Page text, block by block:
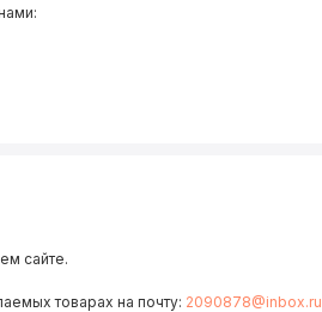
сайте.
товарах на почту: 2090878@inbox.ru